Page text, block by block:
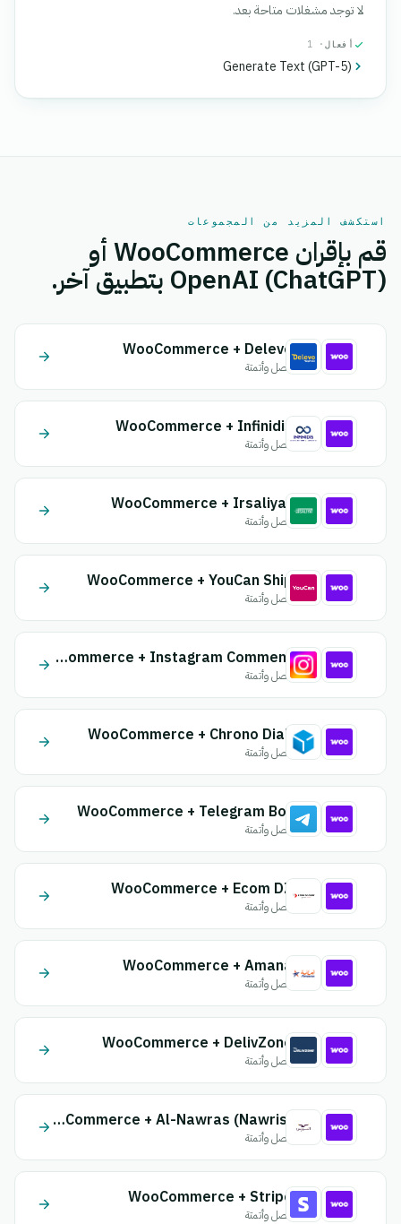
لا توجد مشغلات متاحة بعد.
أفعال · 1
Generate Text (GPT-5)
استكشف المزيد من المجموعات
قم بإقران WooCommerce أو
OpenAI (ChatGPT) بتطبيق آخر.
WooCommerce + Delevo
اتصل وأتمتة
WooCommerce + Infinidis
اتصل وأتمتة
WooCommerce + Irsaliyat
اتصل وأتمتة
WooCommerce + YouCan Ship
اتصل وأتمتة
WooCommerce + Instagram Comment
اتصل وأتمتة
WooCommerce + Chrono Diali
اتصل وأتمتة
WooCommerce + Telegram Bot
اتصل وأتمتة
WooCommerce + Ecom DZ
اتصل وأتمتة
WooCommerce + Amana
اتصل وأتمتة
WooCommerce + DelivZone
اتصل وأتمتة
WooCommerce + Al-Nawras (Nawris)
اتصل وأتمتة
WooCommerce + Stripe
اتصل وأتمتة